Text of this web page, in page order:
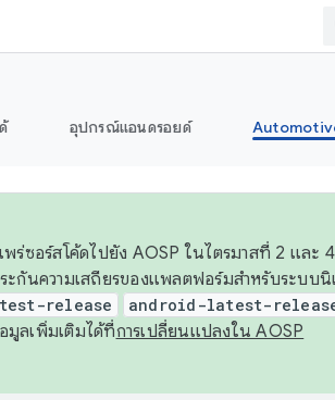
อุปกรณ์แอนดรอยด์
ร่ซอร์สโค้ดไปยัง AOSP ในไตรมาสที่ 2 และ
นความเสถียรของแพลตฟอร์มสำหรับระบบนิ
release android-latest-
มูลเพิ่มเติมได้ที่การเปลี่ยนแปลงใน AOSP